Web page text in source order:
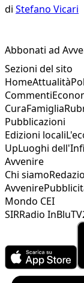
di Stefano Vicari
Abbonati ad
Sezioni del sito
HomeAttualità
Commenti
CuraFamiglia
Pubblicazioni
Edizioni locali
UpLuoghi
Avvenire
Chi siamo
Avvenire
Mondo CEI
SIRRadio InBlu